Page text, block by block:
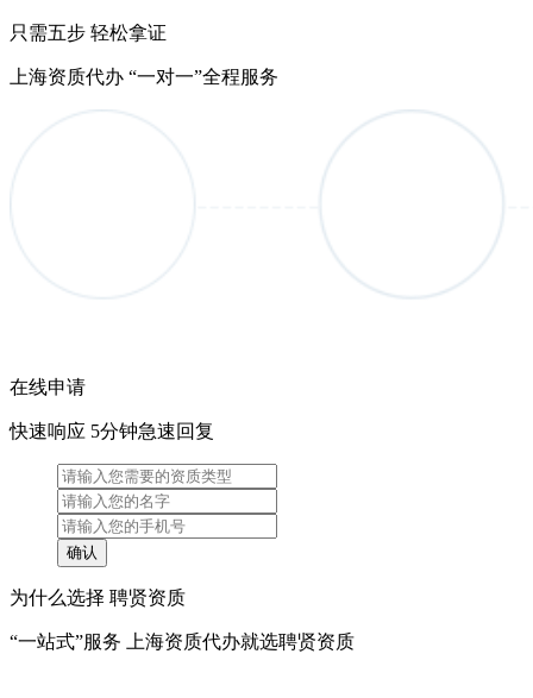
只需五步 轻松拿证
上海资质代办 “一对一”全程服务
在线申请
快速响应 5分钟急速回复
为什么选择 聘贤资质
“一站式”服务 上海资质代办就选聘贤资质